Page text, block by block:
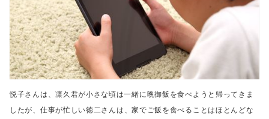
悦子さんは、凛久君が小さな頃は一緒に晩御飯を食べようと帰ってきま
したが、 仕事が忙しい徳二さんは、家でご飯を食べることはほとんどな